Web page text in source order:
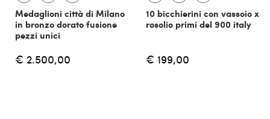
Medaglioni città di Milano
in bronzo dorato fusione
pezzi unici
€ 2.500,00
10 bicchierini con vassoio x
rosolio primi del 900 italy
€ 199,00